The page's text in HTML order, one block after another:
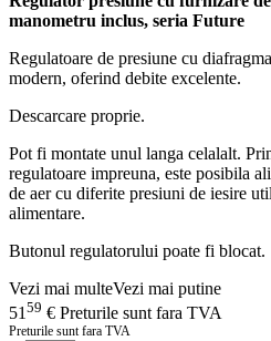
manometru inclus, seria Future
Regulatoare de presiune cu
modern, oferind debite excelente.
Descarcare proprie.
Pot fi montate unul langa celalalt.
regulatoare impreuna, este posibila
de aer cu diferite presiuni de iesire
alimentare.
Butonul regulatorului poate fi blocat.
Vezi mai multeVezi mai putine
51 59 € Preturile sunt fara TVA
Preturile sunt fara TVA